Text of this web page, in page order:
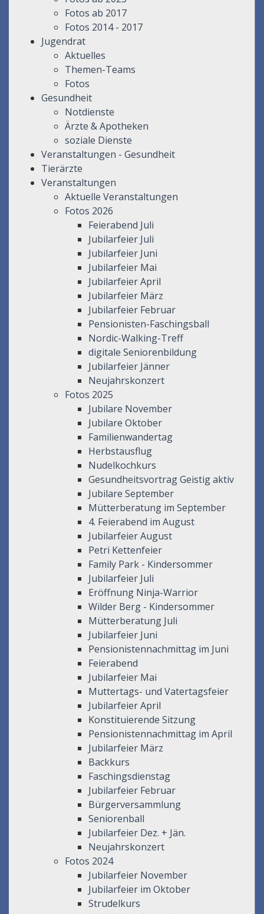
Fotos ab 2017
Fotos 2014 - 2017
Jugendrat
Aktuelles
Themen-Teams
Fotos
Gesundheit
Notdienste
Ärzte & Apotheken
soziale Dienste
Veranstaltungen - Gesundheit
Tierärzte
Veranstaltungen
Aktuelle Veranstaltungen
Fotos 2026
Feierabend Juli
Jubilarfeier Juli
Jubilarfeier Juni
Jubilarfeier Mai
Jubilarfeier April
Jubilarfeier März
Jubilarfeier Februar
Pensionisten-Faschingsball
Nordic-Walking-Treff
digitale Seniorenbildung
Jubilarfeier Jänner
Neujahrskonzert
Fotos 2025
Jubilare November
Jubilare Oktober
Familienwandertag
Herbstausflug
Nudelkochkurs
Gesundheitsvortrag Geistig aktiv
Jubilare September
Mütterberatung im September
4. Feierabend im August
Jubilarfeier August
Petri Kettenfeier
Family Park - Kindersommer
Jubilarfeier Juli
Eröffnung Ninja-Warrior
Wilder Berg - Kindersommer
Mütterberatung Juli
Jubilarfeier Juni
Pensionistennachmittag im Juni
Feierabend
Jubilarfeier Mai
Muttertags- und Vatertagsfeier
Jubilarfeier April
Konstituierende Sitzung
Pensionistennachmittag im April
Jubilarfeier März
Backkurs
Faschingsdienstag
Jubilarfeier Februar
Bürgerversammlung
Seniorenball
Jubilarfeier Dez. + Jän.
Neujahrskonzert
Fotos 2024
Jubilarfeier November
Jubilarfeier im Oktober
Strudelkurs